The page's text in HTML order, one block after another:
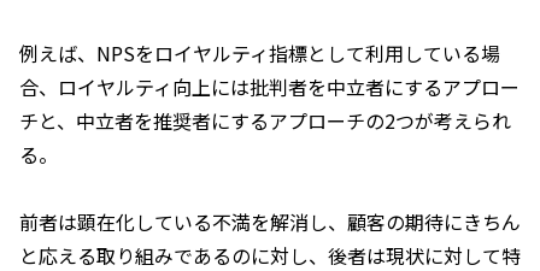
例えば、NPSをロイヤルティ指標として利用している場
合、ロイヤルティ向上には批判者を中立者にするアプロー
チと、中立者を推奨者にするアプローチの2つが考えられ
る。
前者は顕在化している不満を解消し、顧客の期待にきちん
と応える取り組みであるのに対し、後者は現状に対して特